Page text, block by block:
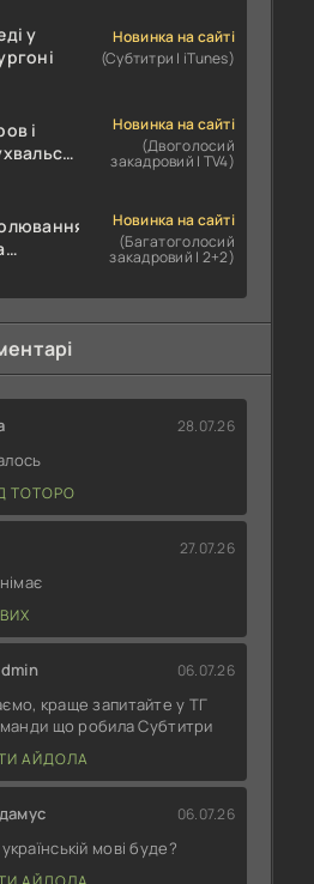
у
Новинка на сайті
(Субтитри | iTunes)
і
Новинка на сайті
(Двоголосий
закадровий | TV4)
Новинка на сайті
(Багатоголосий
закадровий | 2+2)
28.07.26
ТОТОРО
27.07.26
06.07.26
краще запитайте у ТГ
що робила Субтитри
АЙДОЛА
06.07.26
мові буде?